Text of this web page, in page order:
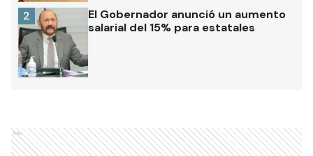
El Gobernador anunció un aumento
salarial del 15% para estatales
2
Ads